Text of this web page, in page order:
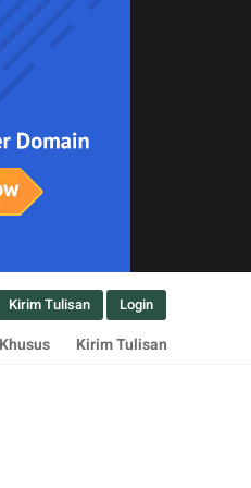
Kirim Tulisan Login
Kirim Tulisan